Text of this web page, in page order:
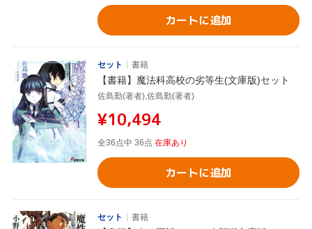
カートに追加
セット 書籍
【書籍】魔法科高校の劣等生(文庫版)セット
佐島勤(著者),佐島勤(著者)
¥10,494
全36点中 36点 在庫あり
カートに追加
セット 書籍